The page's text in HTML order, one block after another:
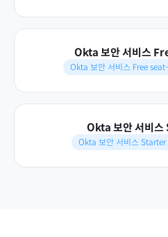
Okta 보안 서비스
Okta 보안 서비스 Free
Okta 보안 서비
Okta 보안 서비스 Starter